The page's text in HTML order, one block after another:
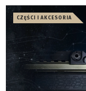
CZĘŚCI I AKCESORIA